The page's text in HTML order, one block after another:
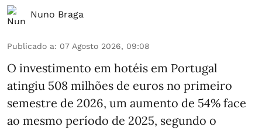
Nuno Braga
Publicado a: 07 Agosto 2026, 09:08
O investimento em hotéis em Portugal
atingiu 508 milhões de euros no primeiro
semestre de 2026, um aumento de 54% face
ao mesmo período de 2025, segundo o